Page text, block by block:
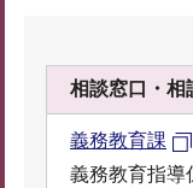
相談窓口・相
義務教育課
義務教育指導